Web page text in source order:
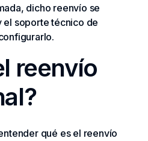
dicho reenvío se
el soporte técnico de
reenvío
qué es el reenvío